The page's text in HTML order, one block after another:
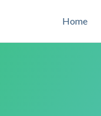
Home